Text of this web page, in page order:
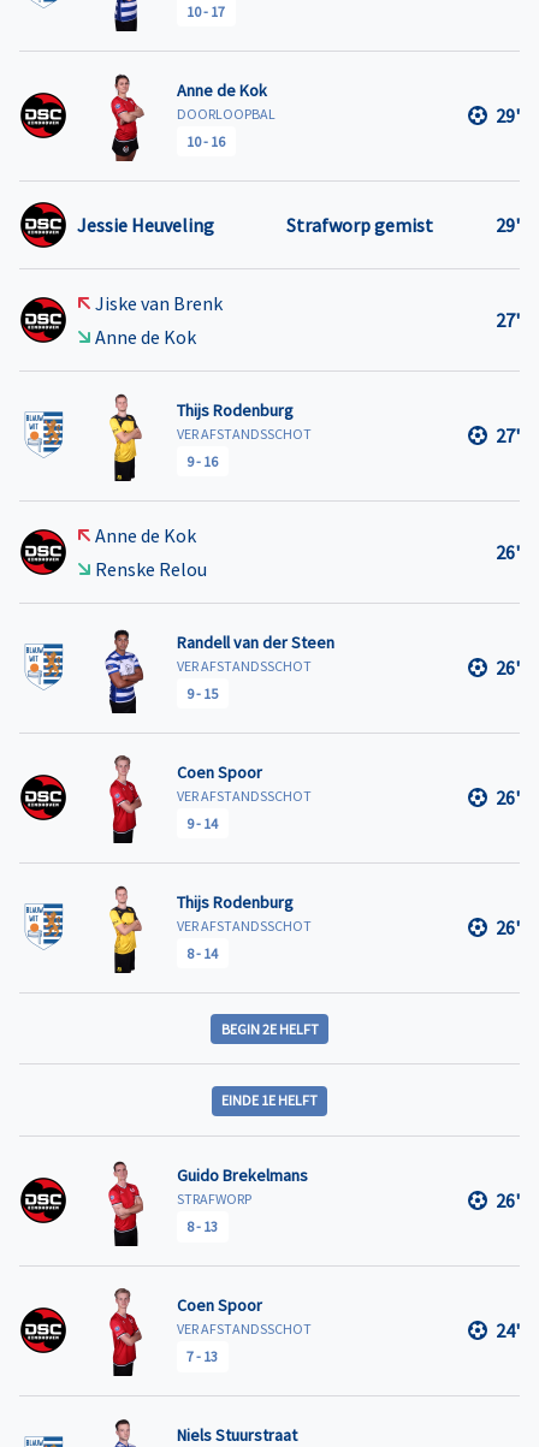
10- 17
Anne de Kok
DOORLOOPBAL
10- 16
29'
Jessie Heuveling Strafworp gemist 29'
Jiske van Brenk
Anne de Kok
27'
Thijs Rodenburg
VER AFSTANDSSCHOT
9- 16
27'
Anne de Kok
Renske Relou
26'
Randell van der Steen
VER AFSTANDSSCHOT
9- 15
26'
Coen Spoor
VER AFSTANDSSCHOT
9- 14
26'
Thijs Rodenburg
VER AFSTANDSSCHOT
8- 14
26'
BEGIN 2E HELFT
EINDE 1E HELFT
Guido Brekelmans
STRAFWORP
8- 13
26'
Coen Spoor
VER AFSTANDSSCHOT
7- 13
24'
Niels Stuurstraat